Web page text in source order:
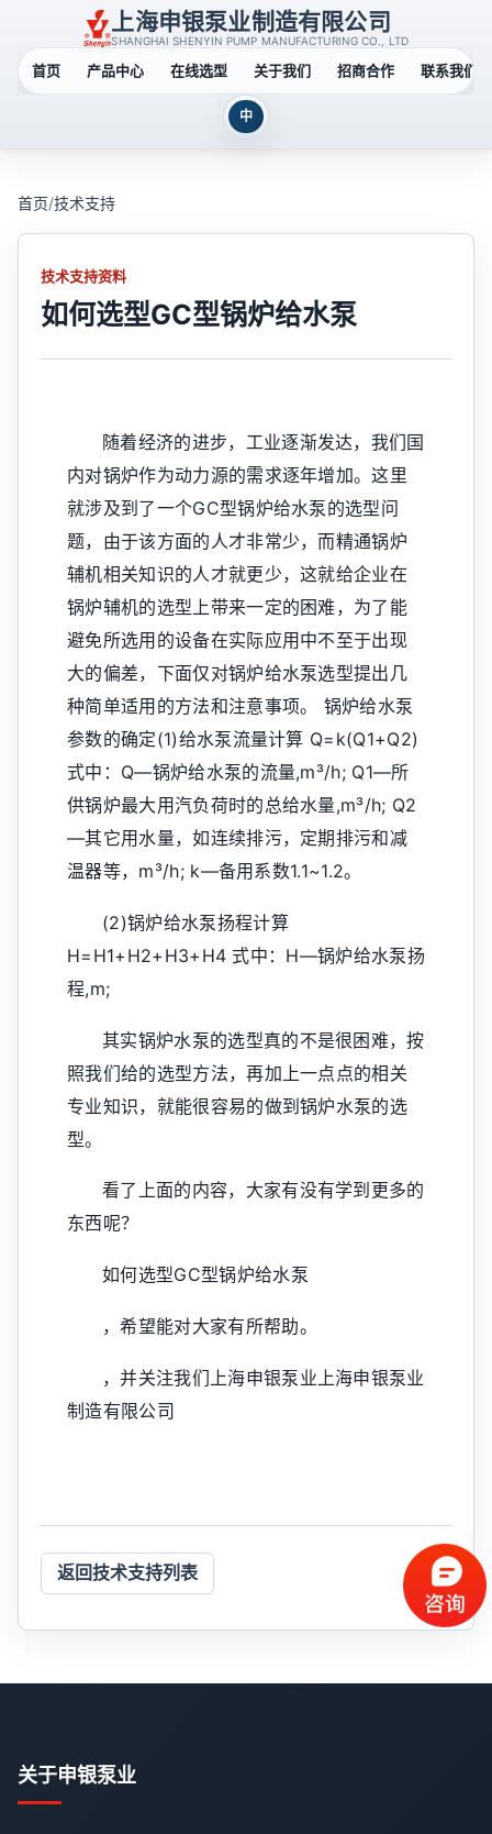
上海申银泵业制造有限公司
SHANGHAI SHENYIN PUMP MANUFACTURING CO., LTD
首页 产品中心 在线选型 关于我们 招商合作 联系我们
中
首页/技术支持
技术支持资料
如何选型GC型锅炉给水泵
随着经济的进步，工业逐渐发达，我们国
内对锅炉作为动力源的需求逐年增加。这里
就涉及到了一个GC型锅炉给水泵的选型问
题，由于该方面的人才非常少，而精通锅炉
辅机相关知识的人才就更少，这就给企业在
锅炉辅机的选型上带来一定的困难，为了能
避免所选用的设备在实际应用中不至于出现
大的偏差，下面仅对锅炉给水泵选型提出几
种简单适用的方法和注意事项。 锅炉给水泵
参数的确定(1)给水泵流量计算 Q=k(Q1+Q2)
式中：Q—锅炉给水泵的流量,m³/h; Q1—所
供锅炉最大用汽负荷时的总给水量,m³/h; Q2
—其它用水量，如连续排污，定期排污和减
温器等，m³/h; k—备用系数1.1~1.2。
(2)锅炉给水泵扬程计算
H=H1+H2+H3+H4 式中：H—锅炉给水泵扬
程,m;
其实锅炉水泵的选型真的不是很困难，按
照我们给的选型方法，再加上一点点的相关
专业知识，就能很容易的做到锅炉水泵的选
型。
看了上面的内容，大家有没有学到更多的
东西呢？
如何选型GC型锅炉给水泵
，希望能对大家有所帮助。
，并关注我们上海申银泵业上海申银泵业
制造有限公司
返回技术支持列表
关于申银泵业